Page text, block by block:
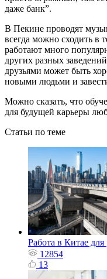
даже банк”.
В Пекине проводят
всегда можно сходить в
работают много
других разных
друзьями может быть
новыми людьми и
Можно сказать, что
для будущей карьеры
Статьи по теме
Работа в Китае
12854
13